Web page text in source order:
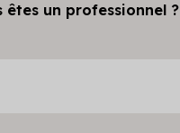
êtes un professionnel ?